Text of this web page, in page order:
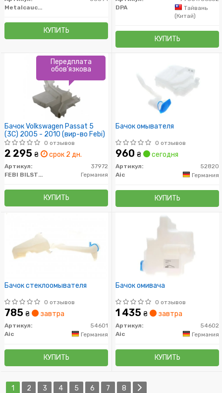
Metalcaucho
КУПИТЬ
DPA
Тайвань
(Китай)
КУПИТЬ
Бачок Volkswagen Passat 5
(3C) 2005 - 2010 (вир-во Febi)
0 отзывов
2 295 ₴ срок 2 дн.
Артикул:
37972
FEBI BILSTEIN
Германия
КУПИТЬ
Передплата
обов'язкова
Бачок омывателя
0 отзывов
960 ₴ сегодня
Артикул:
52820
Aic
Германия
КУПИТЬ
Бачок стеклоомывателя
0 отзывов
785 ₴ завтра
Артикул:
54601
Aic
Германия
КУПИТЬ
Бачок омивача
0 отзывов
1 435 ₴ завтра
Артикул:
54602
Aic
Германия
КУПИТЬ
1 2 3 4 5 6 7 8